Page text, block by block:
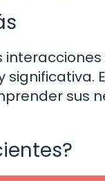
sus